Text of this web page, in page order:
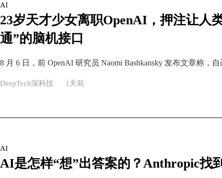
AI
23岁天才少女离职OpenAI，押注让人
通”的脑机接口
DeepTech深科技 1天前
AI
AI是怎样“想”出答案的？Anthropic找